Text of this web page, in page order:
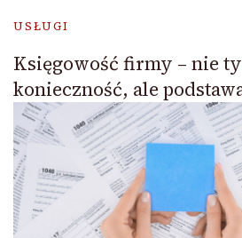
USŁUGI
Księgowość firmy – nie
konieczność, ale